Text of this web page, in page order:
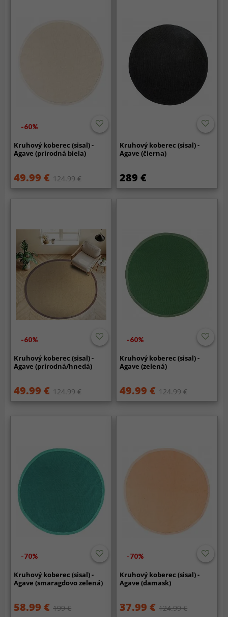
-60%
Kruhový koberec (sisal) -
Agave (prírodná biela)
49.99 € 124.99 €
Kruhový koberec (sisal) -
Agave (čierna)
289 €
-60%
Kruhový koberec (sisal) -
Agave (prírodná/hnedá)
49.99 € 124.99 €
-60%
Kruhový koberec (sisal) -
Agave (zelená)
49.99 € 124.99 €
-70%
Kruhový koberec (sisal) -
Agave (smaragdovo zelená)
58.99 € 199 €
-70%
Kruhový koberec (sisal) -
Agave (damask)
37.99 € 124.99 €